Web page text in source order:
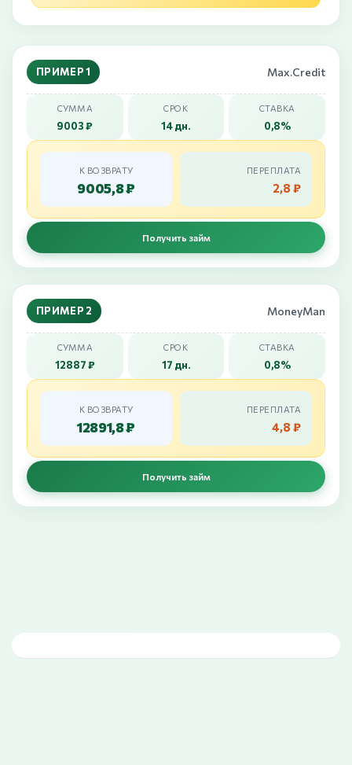
ПРИМЕР 1 Max.Credit
СУММА
9003 ₽
СРОК
14 дн.
СТАВКА
0,8%
К ВОЗВРАТУ
9005,8 ₽
ПЕРЕПЛАТА
2,8 ₽
Получить займ
ПРИМЕР 2 MoneyMan
СУММА
12887 ₽
СРОК
17 дн.
СТАВКА
0,8%
К ВОЗВРАТУ
12891,8 ₽
ПЕРЕПЛАТА
4,8 ₽
Получить займ